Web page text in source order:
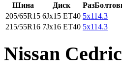
Шина Диск
205/65R15 6Jx15 ET40 5x114.3
215/55R16 7Jx16 ET40 5x114.3
Nissan